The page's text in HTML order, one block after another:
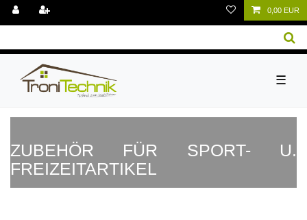
0,00 EUR
☰
ZUBEHÖR FÜR SPORT- U.
FREIZEITARTIKEL